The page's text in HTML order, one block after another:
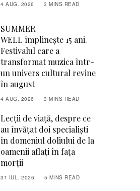
4 AUG. 2026 3 MINS READ
SUMMER
WELL împlinește 15 ani.
Festivalul care a
transformat muzica într-
un univers cultural revine
în august
4 AUG. 2026 3 MINS READ
Lecții de viață, despre ce
au învățat doi specialiști
în domeniul doliului de la
oamenii aflați în fața
morții
31 IUL. 2026 5 MINS READ